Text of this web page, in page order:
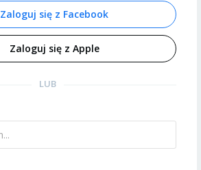
Zaloguj się z Facebook
Zaloguj się z Apple
LUB